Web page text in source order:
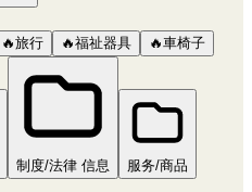
🔥旅行 🔥福祉器具 🔥車椅子
制度/法律 信息 服务/商品